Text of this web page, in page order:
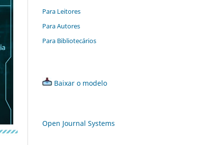
Para Leitores
Para Autores
Para Bibliotecários
Baixar o modelo
Open Journal Systems